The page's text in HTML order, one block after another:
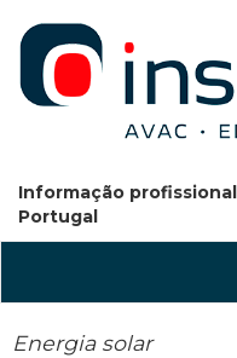
Informação
Portugal
Energia solar